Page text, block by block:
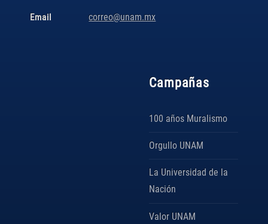
Campañas
100 años Muralismo
Orgullo UNAM
La Universidad de la
Nación
Valor UNAM
Email correo@unam.mx